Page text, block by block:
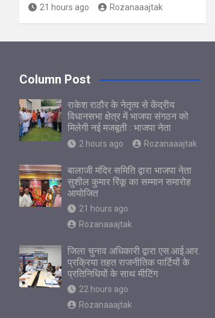
21 hours ago Rozanaaajtak
Column Post
राकेश राठौर के नेतृत्व से केंद्रीय
विधानसभा क्षेत्र में भाजपा संगठन को
मिलेगी नई मजबूती : भाजपा नेता
2 hours ago Rozanaaajtak
बालाजी मंदिर समिति द्वारा भाजपा नेता
सुशील कुमार रिंकू का सम्मान समारोह
आयोजित
21 hours ago
Rozanaaajtak
जिला चुनाव अधिकारी द्वारा एस.आई.आर.
प्रक्रिया तहत राजनीतिक पार्टियों के
प्रतिनिधियों के साथ मीटिंग
22 hours ago
Rozanaaajtak